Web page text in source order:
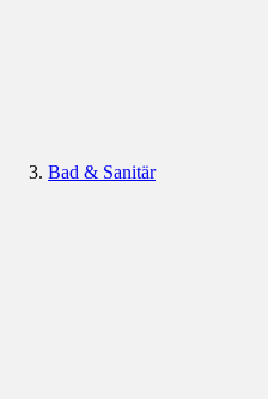
Bad & Sanitär